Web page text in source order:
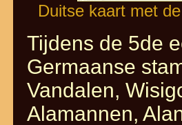
Duitse kaart met
Tijdens de 5de
Germaanse
Vandalen,
Alamannen,